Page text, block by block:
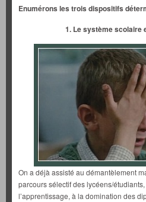
Enumérons les trois dispositifs
1. Le système scolaire
On a déjà assisté au démantèlement
parcours sélectif des lycéens/
l’apprentissage, à la domination des